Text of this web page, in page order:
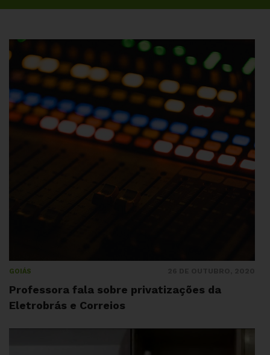
GOIÁS
Professora fala sobre privatizações da
Eletrobrás e Correios